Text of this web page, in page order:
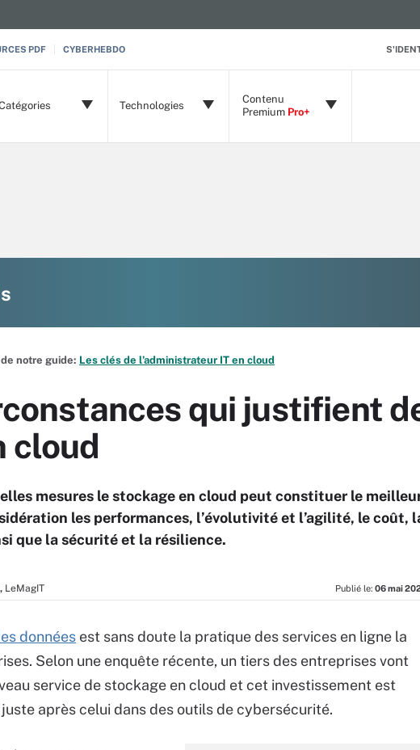
PDF CYBERHEBDO
Technologies
Contenu
Premium Pro+
notre guide: Les clés de l’administrateur IT en cloud
qui justifient
cloud
mesures le stockage en cloud peut constituer le
les performances, l’évolutivité et l’agilité, le coût,
que la sécurité et la résilience.
LeMagIT Publié le: 06 mai
données est sans doute la pratique des services en ligne la
Selon une enquête récente, un tiers des entreprises vont
service de stockage en cloud et cet investissement est
après celui dans des outils de cybersécurité.